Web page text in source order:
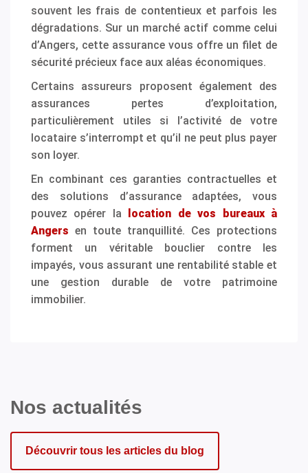
souvent les frais de contentieux et parfois les
dégradations. Sur un marché actif comme celui
d’Angers, cette assurance vous offre un filet de
sécurité précieux face aux aléas économiques.
Certains assureurs proposent également des
assurances pertes d’exploitation,
particulièrement utiles si l’activité de votre
locataire s’interrompt et qu’il ne peut plus payer
son loyer.
En combinant ces garanties contractuelles et
des solutions d’assurance adaptées, vous
pouvez opérer la
location de vos bureaux à
Angers en toute tranquillité. Ces protections
forment un véritable bouclier contre les
impayés, vous assurant une rentabilité stable et
une gestion durable de votre patrimoine
immobilier.
Nos actualités
Découvrir tous les articles du blog